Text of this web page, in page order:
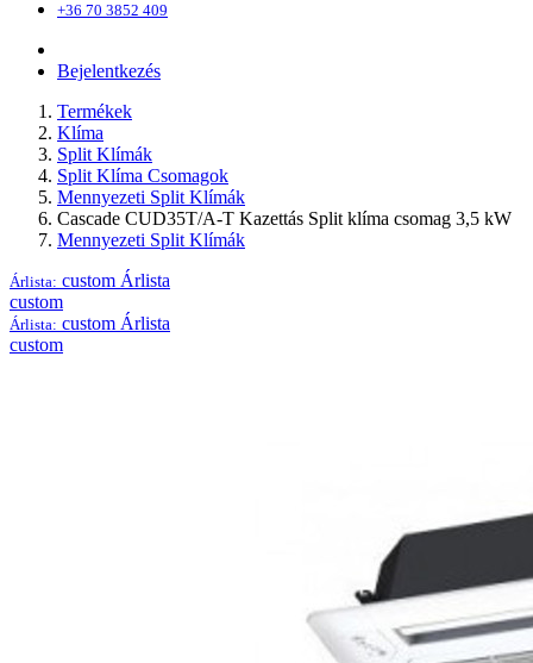
+36 70 3852 409
Bejelentkezés
Termékek
Klíma
Split Klímák
Split Klíma Csomagok
Mennyezeti Split Klímák
Cascade CUD35T/A-T Kazettás Split klíma csomag 3,5 kW
Mennyezeti Split Klímák
Árlista: custom Árlista
custom
Árlista: custom Árlista
custom